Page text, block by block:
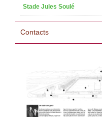
Stade Jules Soulé
Contacts